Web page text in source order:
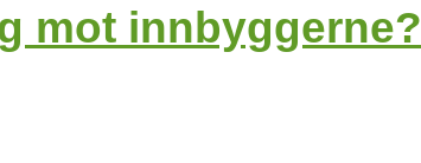
mot innbyggerne?